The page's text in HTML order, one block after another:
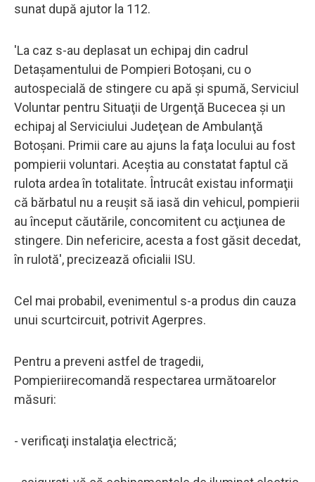
sunat după ajutor la 112.
'La caz s-au deplasat un echipaj din cadrul
Detaşamentului de Pompieri Botoşani, cu o
autospecială de stingere cu apă şi spumă, Serviciul
Voluntar pentru Situaţii de Urgenţă Bucecea şi un
echipaj al Serviciului Judeţean de Ambulanţă
Botoşani. Primii care au ajuns la faţa locului au fost
pompierii voluntari. Aceştia au constatat faptul că
rulota ardea în totalitate. Întrucât existau informaţii
că bărbatul nu a reuşit să iasă din vehicul, pompierii
au început căutările, concomitent cu acţiunea de
stingere. Din nefericire, acesta a fost găsit decedat,
în rulotă', precizează oficialii ISU.
Cel mai probabil, evenimentul s-a produs din cauza
unui scurtcircuit, potrivit Agerpres.
Pentru a preveni astfel de tragedii,
Pompieriirecomandă respectarea următoarelor
măsuri:
- verificaţi instalaţia electrică;